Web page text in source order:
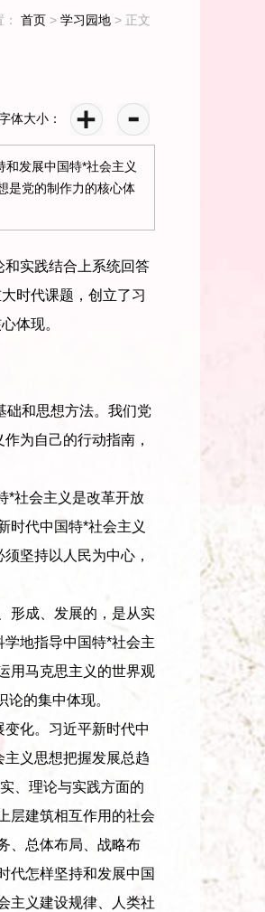
首页 > 学习园地 > 正文
体大小：
发展中国特*社会主义
是党的制作力的核心体
实践结合上系统回答
时代课题，创立了习
体现。
和思想方法。我们党
为自己的行动指南，
社会主义是改革开放
时代中国特*社会主义
坚持以人民为中心，
形成、发展的，是从实
地指导中国特*社会主
用马克思主义的世界观
的集中体现。
化。习近平新时代中
义思想把握发展总趋
、理论与实践方面的
层建筑相互作用的社会
、总体布局、战略布
代怎样坚持和发展中国
主义建设规律、人类社